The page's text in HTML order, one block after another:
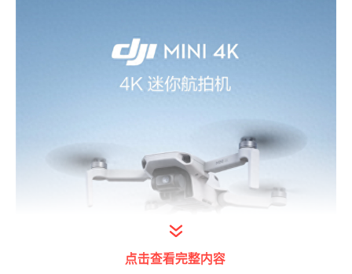
点击查看完整内容